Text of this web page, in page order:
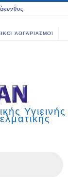
ΛΟΓΑΡΙΑΣΜΟΙ
Υγιεινής